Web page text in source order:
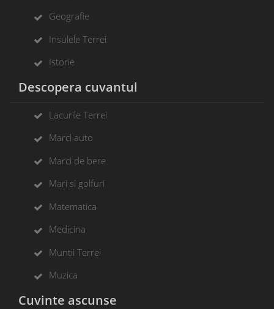
Geografie
Insulele Terrei
Istorie
Descopera cuvantul
Lacurile Terrei
Marci auto
Marci de bere
Mari si golfuri
Matematica
Medicina
Muntii Terrei
Muzica
Cuvinte ascunse